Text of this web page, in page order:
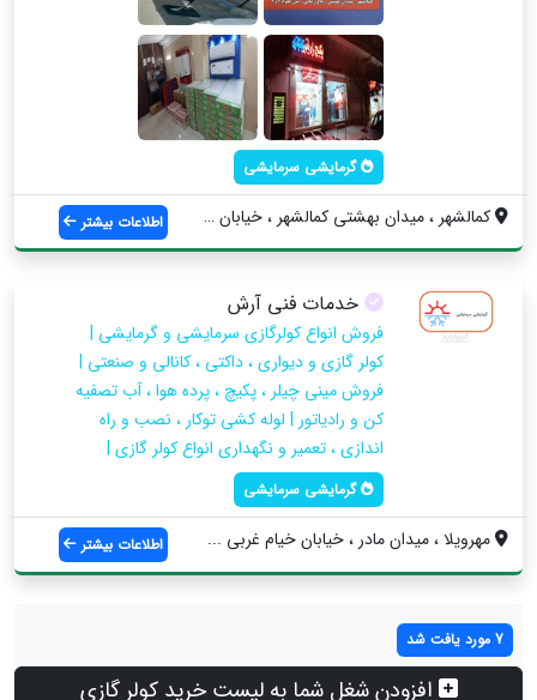
گرمایشی سرمایشی
کمالشهر ، میدان بهشتی کمالشهر ، خیابان ب... اطلاعات بیشتر
خدمات فنی آرش
فروش انواع کولرگازی سرمایشی و گرمایشی |
کولر گازی و دیواری ، داکتی ، کانالی و صنعتی |
فروش مینی چیلر ، پکیچ ، پرده هوا ، آب تصفیه
کن و رادیاتور | لوله کشی توکار ، نصب و راه
اندازی ، تعمیر و نگهداری انواع کولر گازی |
گرمایشی سرمایشی
مهرویلا ، میدان مادر ، خیابان خیام غربی ... اطلاعات بیشتر
7 مورد یافت شد
افزودن شغل شما به لیست خرید کولر گازی